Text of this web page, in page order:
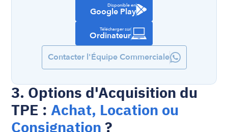
Disponible en
Google Play
Télécharger sur
Ordinateur
Contacter l'Équipe Commerciale
3. Options d'Acquisition du
TPE : Achat, Location ou